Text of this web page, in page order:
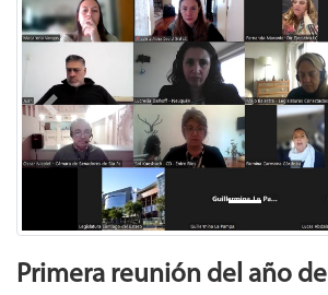
Previous
Primera reunión del año de